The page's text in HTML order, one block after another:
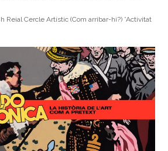
Reial Cercle Artístic (Com arribar-hi?) *Activitat